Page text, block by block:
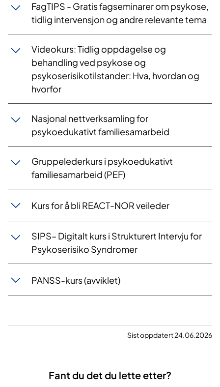
FagTIPS - Gratis fagseminarer om psykose,
tidlig intervensjon og andre relevante tema
Videoku​rs: ​​Tidlig oppdagelse og
behandling​ ved psykose og
psykoserisikotilstander: Hva, hvordan og
hvorfor
Nasjonal nettverksamling for
psykoedukativt familiesamarbeid
Gruppelederkurs i psykoedukativt
familiesamarbeid (PEF)
Kurs for å bli REACT-NOR veileder
​SIPS– Digitalt kurs i Strukturert Intervju for
Psykoserisiko Syndromer
PANSS-kurs (avviklet)
Sist oppdatert 24.06.2026
Fant du det du lette etter?